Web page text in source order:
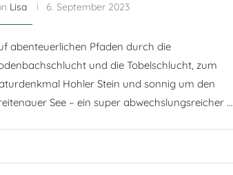
Lisa 6. September 2023
abenteuerlichen Pfaden durch die
und die Tobelschlucht, zum
Hohler Stein und sonnig um den
See – ein super abwechslungsreicher …